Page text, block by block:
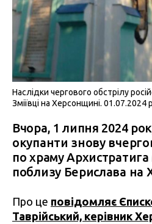
Наслідки чергового обстрілу
Зміївці на Херсонщині.
Вчора, 1 липня 2024
окупанти знову
по храму Архистратига
поблизу Берислава на
Про це повідомляє
Таврійський, керівник